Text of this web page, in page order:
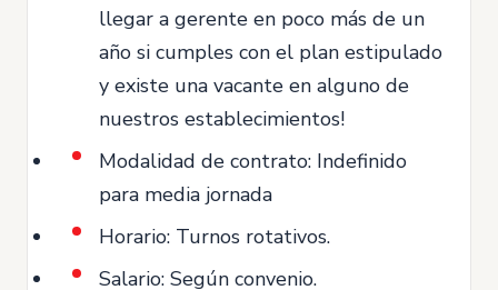
llegar a gerente en poco más de un
año si cumples con el plan estipulado
y existe una vacante en alguno de
nuestros establecimientos!
Modalidad de contrato: Indefinido
para media jornada
Horario: Turnos rotativos.
Salario: Según convenio.